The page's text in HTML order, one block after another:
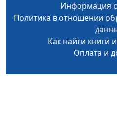
Информация
Политика в отношении
Как найти книги
Оплата и